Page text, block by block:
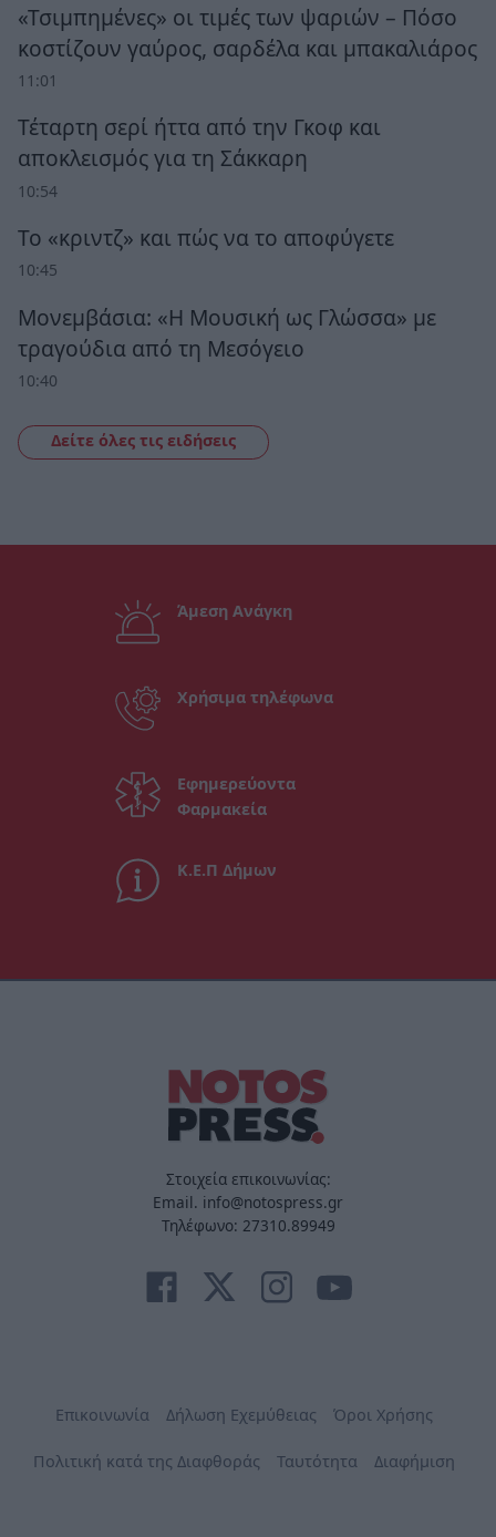
«Τσιμπημένες» οι τιμές των ψαριών – Πόσο
κοστίζουν γαύρος, σαρδέλα και μπακαλιάρος
11:01
Τέταρτη σερί ήττα από την Γκοφ και
αποκλεισμός για τη Σάκκαρη
10:54
Το «κριντζ» και πώς να το αποφύγετε
10:45
Μονεμβάσια: «Η Μουσική ως Γλώσσα» με
τραγούδια από τη Μεσόγειο
10:40
Δείτε όλες τις ειδήσεις
Άμεση Ανάγκη
Χρήσιμα τηλέφωνα
Εφημερεύοντα
Φαρμακεία
Κ.Ε.Π Δήμων
Στοιχεία επικοινωνίας:
Email. info@notospress.gr
Τηλέφωνο: 27310.89949
Επικοινωνία Δήλωση Εχεμύθειας Όροι Χρήσης
Πολιτική κατά της Διαφθοράς Ταυτότητα Διαφήμιση